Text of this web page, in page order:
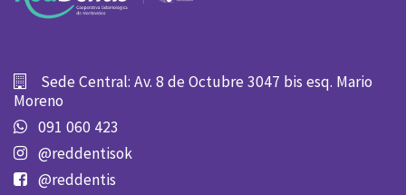
Sede Central: Av. 8 de Octubre 3047 bis esq. Mario
Moreno
091 060 423
@reddentisok
@reddentis